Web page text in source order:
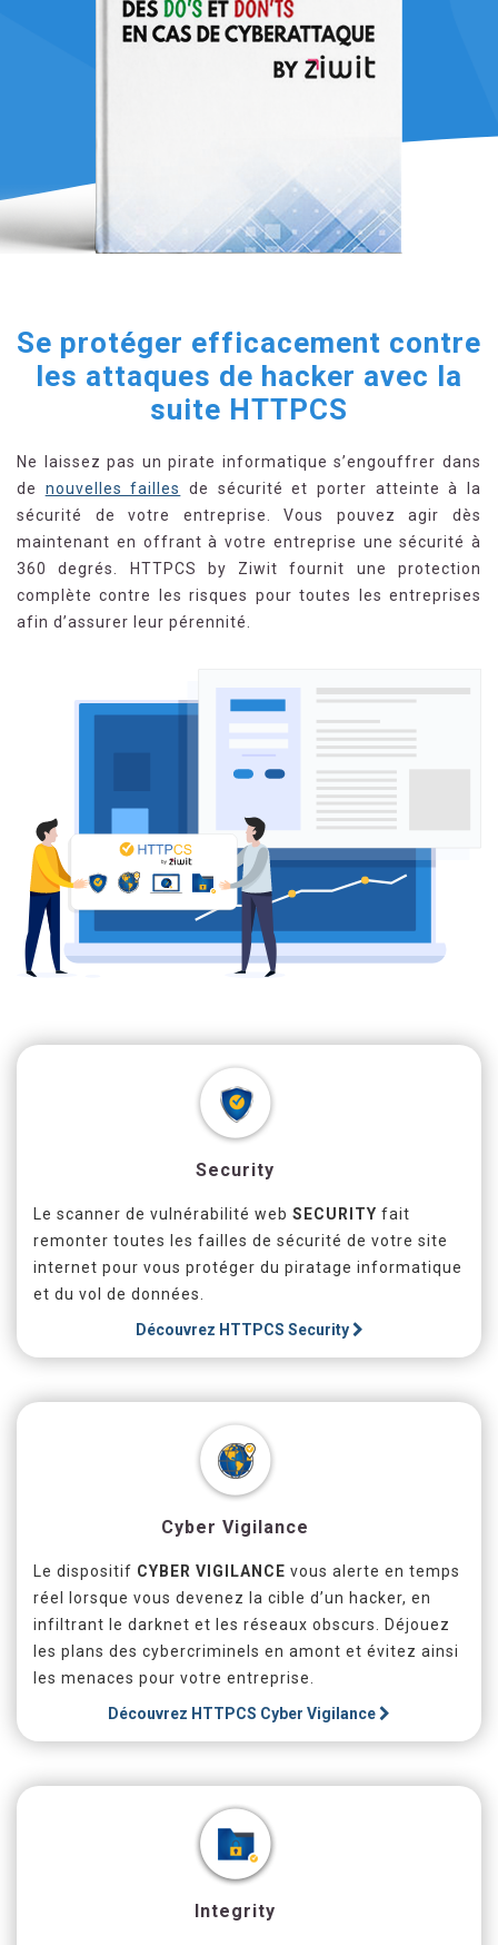
Se protéger efficacement contre
les attaques de hacker avec la
suite HTTPCS
Ne laissez pas un pirate informatique s’engouffrer dans
de nouvelles failles
de sécurité et porter atteinte à la
sécurité de votre entreprise. Vous pouvez agir dès
maintenant en offrant à votre entreprise une sécurité à
360 degrés. HTTPCS by Ziwit fournit une protection
complète contre les risques pour toutes les entreprises
afin d’assurer leur pérennité.
Security
Le scanner de vulnérabilité web SECURITY fait
remonter toutes les failles de sécurité de votre site
internet pour vous protéger du piratage informatique
et du vol de données.
Découvrez HTTPCS Security
Cyber Vigilance
Le dispositif CYBER VIGILANCE vous alerte en temps
réel lorsque vous devenez la cible d’un hacker, en
infiltrant le darknet et les réseaux obscurs. Déjouez
les plans des cybercriminels en amont et évitez ainsi
les menaces pour votre entreprise.
Découvrez HTTPCS Cyber Vigilance
Integrity